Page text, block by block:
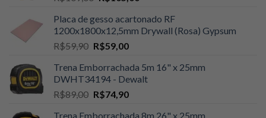
original
era:
R$109,00.
atual
é:
Placa de gesso acartonado RF
1200x1800x12,5mm Drywall (Rosa) Gypsum
R$59,90 O
original
era:
R$59,90.
R$59,00O
atual
é:
R$59,00.
Trena Emborrachada 5m 16" x 25mm
DWHT34194 - Dewalt
R$89,00 O
R$74,90O
Trena Emborrachada 8m 26" x 25mm